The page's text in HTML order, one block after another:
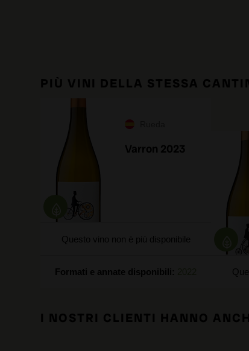
PIÙ VINI DELLA STESSA
Varron 2023
Questo vino non è più disponibile
Formati e annate disponibili:
I NOSTRI CLIENTI HANNO